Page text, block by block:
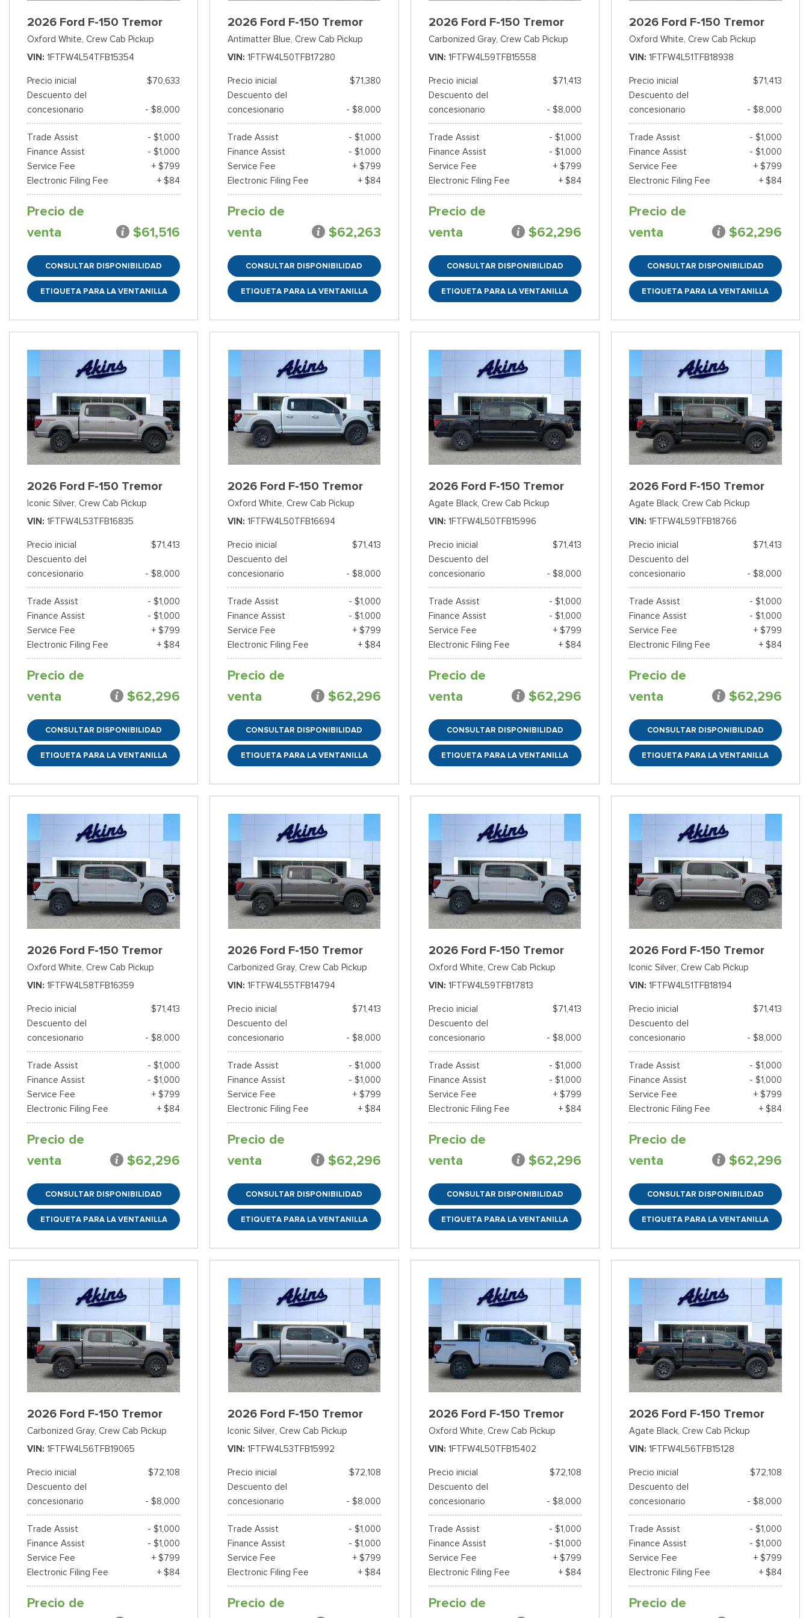
2026 Ford F-150 Tremor
Oxford White, Crew Cab Pickup
VIN
1FTFW4L54TFB15354
Precio inicial
$70,633
Descuento del
concesionario
- $8,000
Trade Assist
- $1,000
Finance Assist
- $1,000
Service Fee
+ $799
Electronic Filing Fee
+ $84
Precio de
venta
$61,516
CONSULTAR DISPONIBILIDAD
ETIQUETA PARA LA VENTANILLA
2026 Ford F-150 Tremor
Antimatter Blue, Crew Cab Pickup
VIN
1FTFW4L50TFB17280
Precio inicial
$71,380
Descuento del
concesionario
- $8,000
Trade Assist
- $1,000
Finance Assist
- $1,000
Service Fee
+ $799
Electronic Filing Fee
+ $84
Precio de
venta
$62,263
CONSULTAR DISPONIBILIDAD
ETIQUETA PARA LA VENTANILLA
2026 Ford F-150 Tremor
Carbonized Gray, Crew Cab Pickup
VIN
1FTFW4L59TFB15558
Precio inicial
$71,413
Descuento del
concesionario
- $8,000
Trade Assist
- $1,000
Finance Assist
- $1,000
Service Fee
+ $799
Electronic Filing Fee
+ $84
Precio de
venta
$62,296
CONSULTAR DISPONIBILIDAD
ETIQUETA PARA LA VENTANILLA
2026 Ford F-150 Tremor
Oxford White, Crew Cab Pickup
VIN
1FTFW4L51TFB18938
Precio inicial
$71,413
Descuento del
concesionario
- $8,000
Trade Assist
- $1,000
Finance Assist
- $1,000
Service Fee
+ $799
Electronic Filing Fee
+ $84
Precio de
venta
$62,296
CONSULTAR DISPONIBILIDAD
ETIQUETA PARA LA VENTANILLA
2026 Ford F-150 Tremor
Iconic Silver, Crew Cab Pickup
VIN 1FTFW4L53TFB16835
Precio inicial
$71,413
Descuento del
concesionario
- $8,000
Trade Assist
- $1,000
Finance Assist
- $1,000
Service Fee
+ $799
Electronic Filing Fee
+ $84
Precio de
venta
$62,296
CONSULTAR DISPONIBILIDAD
ETIQUETA PARA LA VENTANILLA
2026 Ford F-150 Tremor
Oxford White, Crew Cab Pickup
VIN 1FTFW4L50TFB16694
Precio inicial
$71,413
Descuento del
concesionario
- $8,000
Trade Assist
- $1,000
Finance Assist
- $1,000
Service Fee
+ $799
Electronic Filing Fee
+ $84
Precio de
venta
$62,296
CONSULTAR DISPONIBILIDAD
ETIQUETA PARA LA VENTANILLA
2026 Ford F-150 Tremor
Agate Black, Crew Cab Pickup
VIN 1FTFW4L50TFB15996
Precio inicial
$71,413
Descuento del
concesionario
- $8,000
Trade Assist
- $1,000
Finance Assist
- $1,000
Service Fee
+ $799
Electronic Filing Fee
+ $84
Precio de
venta
$62,296
CONSULTAR DISPONIBILIDAD
ETIQUETA PARA LA VENTANILLA
2026 Ford F-150 Tremor
Agate Black, Crew Cab Pickup
VIN 1FTFW4L59TFB18766
Precio inicial
$71,413
Descuento del
concesionario
- $8,000
Trade Assist
- $1,000
Finance Assist
- $1,000
Service Fee
+ $799
Electronic Filing Fee
+ $84
Precio de
venta
$62,296
CONSULTAR DISPONIBILIDAD
ETIQUETA PARA LA VENTANILLA
2026 Ford F-150 Tremor
Oxford White, Crew Cab Pickup
VIN 1FTFW4L58TFB16359
Precio inicial
$71,413
Descuento del
concesionario
- $8,000
Trade Assist
- $1,000
Finance Assist
- $1,000
Service Fee
+ $799
Electronic Filing Fee
+ $84
Precio de
venta
$62,296
CONSULTAR DISPONIBILIDAD
ETIQUETA PARA LA VENTANILLA
2026 Ford F-150 Tremor
Carbonized Gray, Crew Cab Pickup
VIN 1FTFW4L55TFB14794
Precio inicial
$71,413
Descuento del
concesionario
- $8,000
Trade Assist
- $1,000
Finance Assist
- $1,000
Service Fee
+ $799
Electronic Filing Fee
+ $84
Precio de
venta
$62,296
CONSULTAR DISPONIBILIDAD
ETIQUETA PARA LA VENTANILLA
2026 Ford F-150 Tremor
Oxford White, Crew Cab Pickup
VIN 1FTFW4L59TFB17813
Precio inicial
$71,413
Descuento del
concesionario
- $8,000
Trade Assist
- $1,000
Finance Assist
- $1,000
Service Fee
+ $799
Electronic Filing Fee
+ $84
Precio de
venta
$62,296
CONSULTAR DISPONIBILIDAD
ETIQUETA PARA LA VENTANILLA
2026 Ford F-150 Tremor
Iconic Silver, Crew Cab Pickup
VIN 1FTFW4L51TFB18194
Precio inicial
$71,413
Descuento del
concesionario
- $8,000
Trade Assist
- $1,000
Finance Assist
- $1,000
Service Fee
+ $799
Electronic Filing Fee
+ $84
Precio de
venta
$62,296
CONSULTAR DISPONIBILIDAD
ETIQUETA PARA LA VENTANILLA
2026 Ford F-150 Tremor
Carbonized Gray, Crew Cab Pickup
VIN
1FTFW4L56TFB19065
Precio inicial
$72,108
Descuento del
concesionario
- $8,000
Trade Assist
- $1,000
Finance Assist
- $1,000
Service Fee
+ $799
Electronic Filing Fee
+ $84
Precio de
2026 Ford F-150 Tremor
Iconic Silver, Crew Cab Pickup
VIN
1FTFW4L53TFB15992
Precio inicial
$72,108
Descuento del
concesionario
- $8,000
Trade Assist
- $1,000
Finance Assist
- $1,000
Service Fee
+ $799
Electronic Filing Fee
+ $84
Precio de
2026 Ford F-150 Tremor
Oxford White, Crew Cab Pickup
VIN
1FTFW4L50TFB15402
Precio inicial
$72,108
Descuento del
concesionario
- $8,000
Trade Assist
- $1,000
Finance Assist
- $1,000
Service Fee
+ $799
Electronic Filing Fee
+ $84
Precio de
2026 Ford F-150 Tremor
Agate Black, Crew Cab Pickup
VIN
1FTFW4L56TFB15128
Precio inicial
$72,108
Descuento del
concesionario
- $8,000
Trade Assist
- $1,000
Finance Assist
- $1,000
Service Fee
+ $799
Electronic Filing Fee
+ $84
Precio de